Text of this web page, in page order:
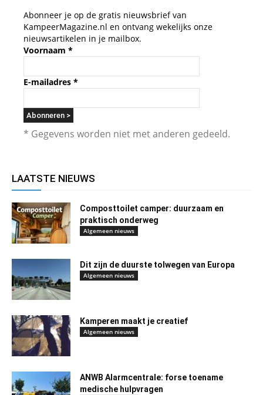
Abonneer je op de gratis nieuwsbrief van
KampeerMagazine.nl en ontvang wekelijks onze
nieuwsartikelen in je mailbox.
Voornaam *
E-mailadres *
* Gegevens worden niet met anderen gedeeld.
LAATSTE NIEUWS
Composttoilet camper: duurzaam en
praktisch onderweg
Algemeen nieuws
Dit zijn de duurste tolwegen van Europa
Algemeen nieuws
Kamperen maakt je creatief
Algemeen nieuws
ANWB Alarmcentrale: forse toename
medische hulpvragen